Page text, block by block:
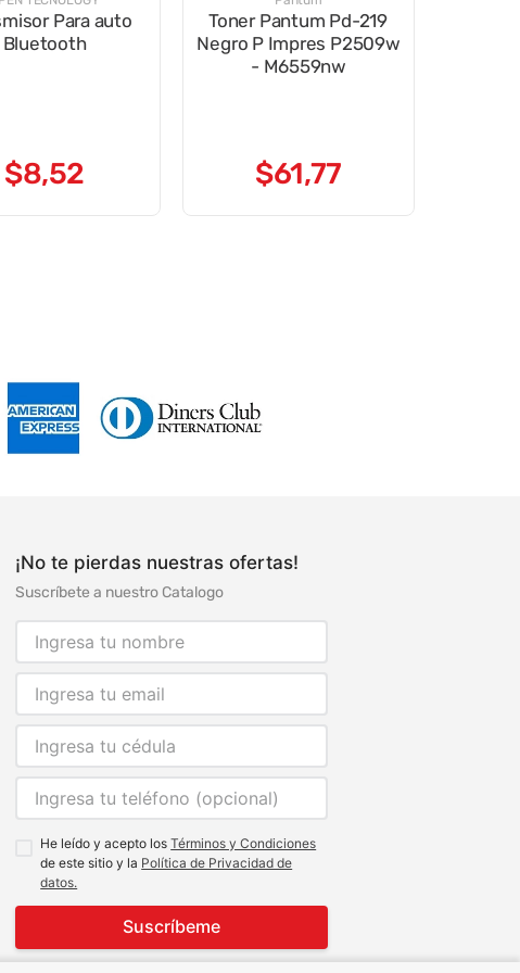
Para auto
Bluetooth
$8,52
Toner Pantum Pd-219
Negro P Impres P2509w
- M6559nw
$61,77
¡No te pierdas nuestras ofertas!
Suscríbete a nuestro Catalogo
He leído y acepto losTérminos y Condiciones
de este sitio y la Política de Privacidad de
datos.
Suscríbeme